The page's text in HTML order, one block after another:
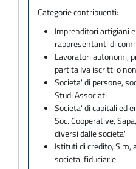
Categorie contribuenti:
Imprenditori artigiani
rappresentanti di
Lavoratori autonomi,
partita Iva iscritti o
Societa' di persone,
Studi Associati
Societa' di capitali ed
Soc. Cooperative,
diversi dalle societa'
Istituti di credito,
societa' fiduciarie